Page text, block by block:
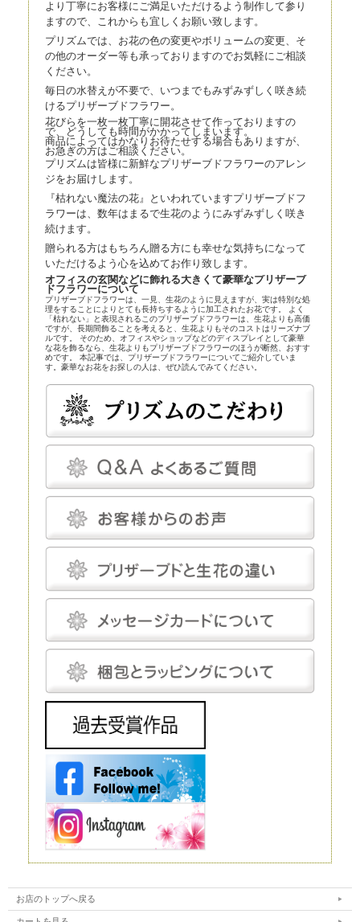
より丁寧にお客様にご満足いただけるよう制作して参り
ますので、これからも宜しくお願い致します。
プリズムでは、お花の色の変更やボリュームの変更、そ
の他のオーダー等も承っておりますのでお気軽にご相談
ください。
毎日の水替えが不要で、いつまでもみずみずしく咲き続
けるプリザーブドフラワー。
花びらを一枚一枚丁寧に開花させて作っておりますの
で、どうしても時間がかかってしまいます。
商品によってはかなりお待たせする場合もありますが、
お急ぎの方はご相談ください。
プリズムは皆様に新鮮なプリザーブドフラワーのアレン
ジをお届けします。
『枯れない魔法の花』といわれていますプリザーブドフ
ラワーは、数年はまるで生花のようにみずみずしく咲き
続けます。
贈られる方はもちろん贈る方にも幸せな気持ちになって
いただけるよう心を込めてお作り致します。
オフィスの玄関などに飾れる大きくて豪華なプリザーブ
ドフラワーについて
プリザーブドフラワーは、一見、生花のように見えますが、実は特別な処
理をすることによりとても長持ちするように加工されたお花です。 よく
「枯れない」と表現されるこのプリザーブドフラワーは、生花よりも高価
ですが、長期間飾ることを考えると、生花よりもそのコストはリーズナブ
ルです。 そのため、オフィスやショップなどのディスプレイとして豪華
な花を飾るなら、生花よりもプリザーブドフラワーのほうが断然、おすす
めです。 本記事では、プリザーブドフラワーについてご紹介していま
す。豪華なお花をお探しの人は、ぜひ読んでみてください。
プリザーブドフラワーとほかの花の比較
プリザーブドフラワーは、近年、生花店の店頭にも並べられているので、
よく知らなくても目にしている人は多いかもしれません。まずはプリザー
ブドフラワーとほかの花とを比較してみましょう。
プリザーブドフラワー
プリザーブドフラワーは、一見、生花のように見える、人工的に加工され
ための作業も施されます。
プリザーブドフラワーは染色も可能です。そのため、生花にはありえない
るのですが、メンテナンスフリーというわけではありません。
温度と湿度に対してはデリケートで、これらについてはしっかり管理しな
いと、ヒビや色あせなどの発生を招きます。しかし、エアコンをつけっぱ
なしにして完全管理する必要はなく、気にしてあげる程度で十分です。
プリザーブドフラワーにとって最適な温度は18～25℃程度、湿度は30～
50％程度です。プリザーブドフラワーは基本的に「花」を加工したもの
で、茎は後付けになります。そのため、小さなお供え花から豪華なディス
プレイまで、さまざまな用途で使えます。
生花
ザーブドフラワーと比較するとなると「切り花」になるでしょう。生花の
魅力は、やはりその生命感です。
元々、寿命が短いということもあり、一生懸命手をかけても、多くの場
合、1～2週間で寿命を迎えてしまうことは生花の宿命ではありますが、
飾ることを考えるとデメリットだといえるでしょう。 生花は豪華なディ
スプレイとして使われることもありますが、お花の種類によってはとても
高価で、また、当然ながら長期間飾ることはできません。
造花は、実在するお花をモチーフにして作られる人工的なお花です。人工
ブドフラワーが原材料に生花を使うのに対し、造花は化学繊維やワイヤー
などを使いますので、まったく性質が異なります。
インテリアやフラワーアレンジメントにもよく利用されており、高いクオ
リティを持つ造花は、値段も高い代わりに驚くほど繊細です。それでも、
ルックスや質感については、やはりほかの花と比較するものではありませ
ん。 もちろん、何も手をかけなくても美しさを保ってくれるということ
は、この造花の大きなメリットだといえるでしょう。
ドライフラワー
ドライフラワーは、プリザーブドフラワー同様、生花から作られるお花で
す。文字どおり、生花を乾燥させたものがドライフラワーです。水分を抜
ことは、このドライフラワーの弱点だといえるでしょう。
お店のトップへ戻る